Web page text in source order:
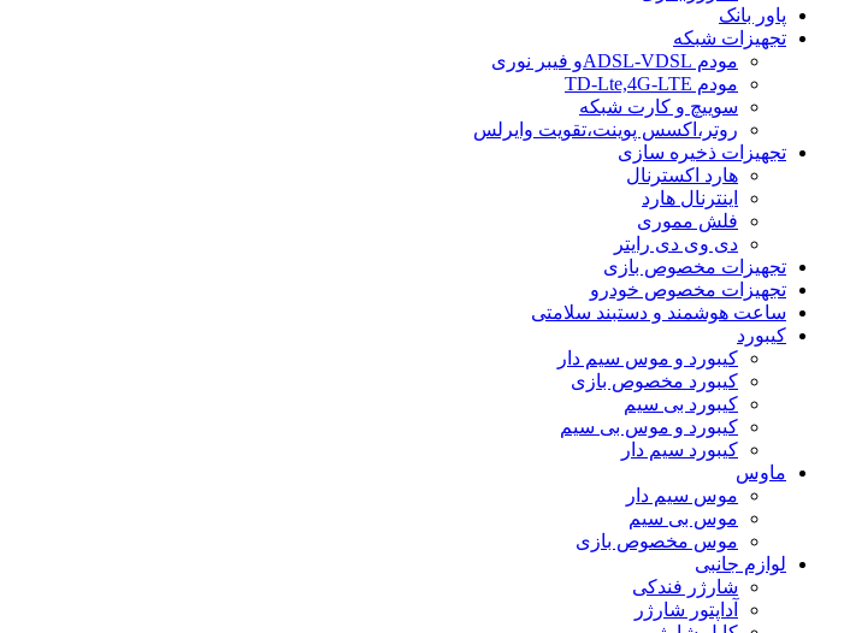
پاور بانک
تجهیزات شبکه
مودم ADSL-VDSLو فیبر نوری
مودم TD-Lte,4G-LTE
سوییچ و کارت شبکه
روتر،اکسس پوینت،تقویت وایرلس
تجهیزات ذخیره سازی
هارد اکسترنال
اینترنال هارد
فلش مموری
دی وی دی رایتر
تجهیزات مخصوص بازی
تجهیزات مخصوص خودرو
ساعت هوشمند و دستبند سلامتی
کیبورد
کیبورد و موس سیم دار
کیبورد مخصوص بازی
کیبورد بی سیم
کیبورد و موس بی سیم
کیبورد سیم دار
ماوس
موس سیم دار
موس بی سیم
موس مخصوص بازی
لوازم جانبی
شارژر فندکی
آداپتور شارژر